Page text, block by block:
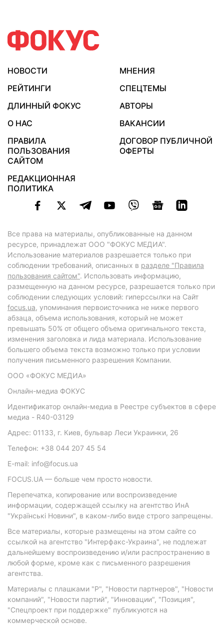
НОВОСТИ
МНЕНИЯ
РЕЙТИНГИ
СПЕЦТЕМЫ
ДЛИННЫЙ ФОКУС
АВТОРЫ
О НАС
ВАКАНСИИ
ПРАВИЛА
ПОЛЬЗОВАНИЯ
САЙТОМ
ДОГОВОР ПУБЛИЧНОЙ
ОФЕРТЫ
РЕДАКЦИОННАЯ
ПОЛИТИКА
Все права на материалы, опубликованные на данном
ресурсе, принадлежат ООО "ФОКУС МЕДИА".
Использование материалов разрешается только при
соблюдении требований, описанных в разделе "Правила
пользования сайтом". Использовать информацию,
размещенную на данном ресурсе, разрешается только при
соблюдении следующих условий: гиперссылки на Сайт
focus.ua, упоминания первоисточника не ниже первого
абзаца, объема использования, который не может
превышать 50% от общего объема оригинального текста,
изменения заголовка и лида материала. Использование
большего объема текста возможно только при условии
получения письменного разрешения Компании.
ООО «ФОКУС МЕДИА»
Онлайн-медиа ФОКУС
Идентификатор онлайн-медиа в Реестре субъектов в сфере
медиа - R40-03129
Адрес: 01133, г. Киев, бульвар Леси Украинки, 26
Телефон: +38 044 207 45 54
E-mail: info@focus.ua
FOCUS.UA — больше чем просто новости.
Перепечатка, копирование или воспроизведение
информации, содержащей ссылку на агентство ИнА
"Українські Новини", в каком-либо виде строго запрещены.
Все материалы, которые размещены на этом сайте со
ссылкой на агентство "Интерфакс-Украина", не подлежат
дальнейшему воспроизведению и/или распространению в
любой форме, кроме как с письменного разрешения
агентства.
Материалы с плашками "Р", "Новости партнеров", "Новости
компаний", "Новости партий", "Инновации", "Позиция",
"Спецпроект при поддержке" публикуются на
коммерческой основе.